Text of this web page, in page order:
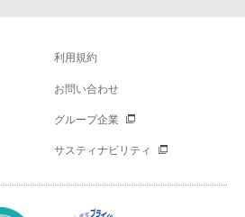
利用規約
お問い合わせ
グループ企業
サスティナビリティ